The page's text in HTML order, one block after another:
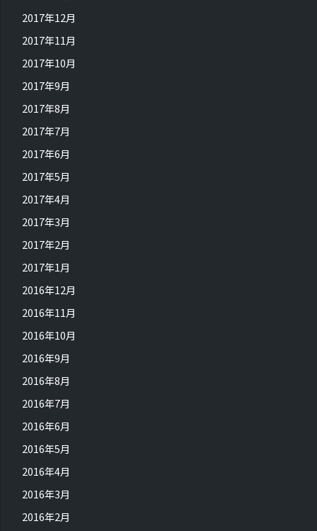
2017年12月
2017年11月
2017年10月
2017年9月
2017年8月
2017年7月
2017年6月
2017年5月
2017年4月
2017年3月
2017年2月
2017年1月
2016年12月
2016年11月
2016年10月
2016年9月
2016年8月
2016年7月
2016年6月
2016年5月
2016年4月
2016年3月
2016年2月